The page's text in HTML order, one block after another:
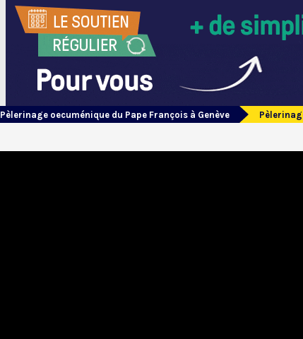
Pèlerinage oecuménique du Pape François à Genève